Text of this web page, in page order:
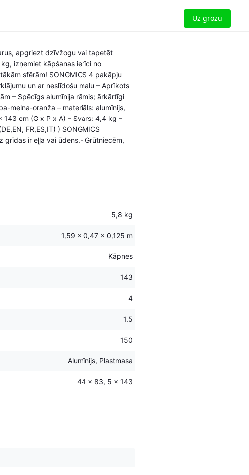
Uz grozu
apgriezt dzīvžogu vai tapetēt
izņemiet kāpšanas ierīci no
sfērām! SONGMICS 4 pakāpju
un ar neslīdošu malu – Aprīkots
– Spēcīgs alumīnija rāmis; ārkārtīgi
melna-oranža – materiāls: alumīnijs,
cm (G x P x A) – Svars: 4,4 kg –
FR,ES,IT) ) SONGMICS
grīdas ir eļļa vai ūdens.- Grūtniecēm,
5,8 kg
1,59 × 0,47 × 0,125 m
Kāpnes
143
4
1.5
150
Alumīnijs, Plastmasa
44 x 83, 5 x 143